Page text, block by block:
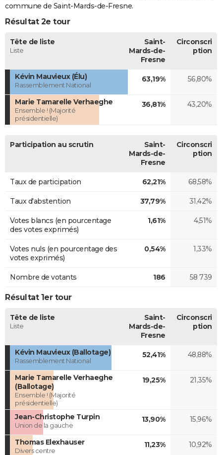
commune de Saint-Mards-de-Fresne.
Résultat 2e tour
Tête de liste
Liste
Saint-
Mards-de-
Fresne
Circonscri
ption
Kévin Mauvieux (Élu)
Rassemblement National
63,19% 56,80%
Marie Tamarelle Verhaeghe
Ensemble ! (Majorité
présidentielle)
36,81% 43,20%
Participation au scrutin
Saint-
Mards-de-
Fresne
Circonscri
ption
Taux de participation 62,21% 68,58%
Taux d'abstention 37,79% 31,42%
Votes blancs (en pourcentage
des votes exprimés)
1,61% 4,51%
Votes nuls (en pourcentage des
votes exprimés)
0,54% 1,33%
Nombre de votants 186 58 739
Résultat 1er tour
Tête de liste
Liste
Saint-
Mards-de-
Fresne
Circonscri
ption
Kévin Mauvieux (Ballotage)
Rassemblement National
52,41% 48,88%
Marie Tamarelle Verhaeghe
(Ballotage)
Ensemble ! (Majorité
présidentielle)
19,25% 21,35%
Jean-Christophe Turpin
Union de la gauche
13,90% 15,96%
Thomas Elexhauser
Divers centre
11,23% 10,92%